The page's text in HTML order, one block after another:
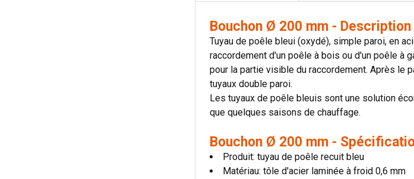
Bouchon Ø 200 mm - Description
Tuyau de poêle bleui (oxydé), simple paroi, en
raccordement d'un poêle à bois ou d'un poêle à
pour la partie visible du raccordement. Après le
tuyaux double paroi.
Les tuyaux de poêle bleuis sont une solution
que quelques saisons de chauffage.
Bouchon Ø 200 mm -
Produit: tuyau de poêle recuit bleu
Matériau: tôle d'acier laminée à froid 0,6 mm